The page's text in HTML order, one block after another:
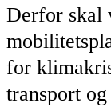
Derfor skal
for
transport